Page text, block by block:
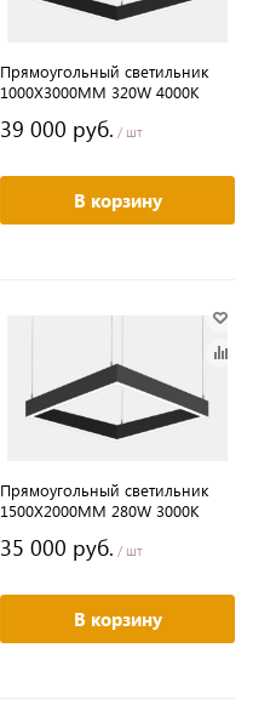
Прямоугольный светильник
1000Х3000MM 320W 4000K
39 000 руб. / шт
В корзину
Прямоугольный светильник
1500Х2000MM 280W 3000K
35 000 руб. / шт
В корзину